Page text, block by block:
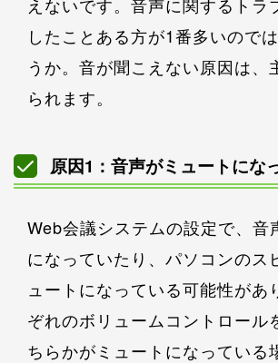
したことある方が1番多いので
うか。音が聞こえない原因は、
られます。
原因1：音声がミュートにな
Web会議システムの設定で、音
になっていたり、パソコンのス
ュートになっている可能性があ
ぞれのボリュームコントロール
ちらかがミュートになっている